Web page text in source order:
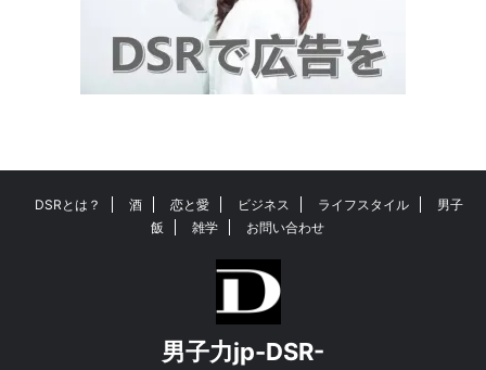
DSRとは？ 酒 恋と愛 ビジネス ライフスタイル
男子
飯
雑学 お問い合わせ
男子力jp-DSR-